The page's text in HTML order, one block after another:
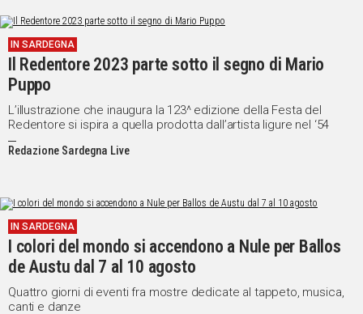
IN SARDEGNA
Il Redentore 2023 parte sotto il segno di Mario
Puppo
L’illustrazione che inaugura la 123^ edizione della Festa del
Redentore si ispira a quella prodotta dall’artista ligure nel ‘54
Redazione Sardegna Live
IN SARDEGNA
I colori del mondo si accendono a Nule per Ballos
de Austu dal 7 al 10 agosto
Quattro giorni di eventi fra mostre dedicate al tappeto, musica,
canti e danze